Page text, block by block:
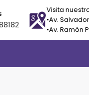
Visita
•Av.
•Av. Ramón